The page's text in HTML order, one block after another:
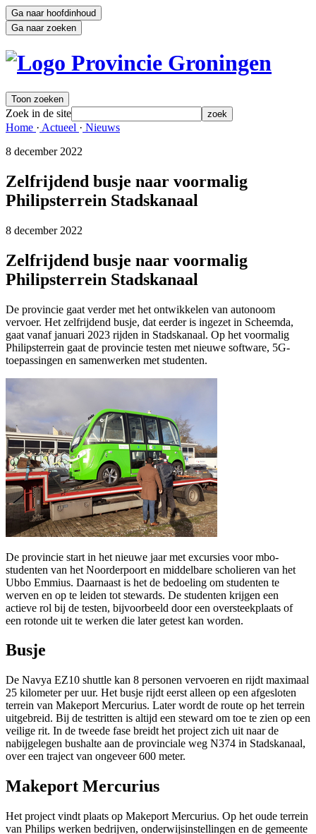
Ga naar hoofdinhoud
Ga naar zoeken
Toon zoeken
Zoek in de site zoek
Home · Actueel · Nieuws
8 december 2022
Zelfrijdend busje naar voormalig
Philipsterrein Stadskanaal
8 december 2022
Zelfrijdend busje naar voormalig
Philipsterrein Stadskanaal
De provincie gaat verder met het ontwikkelen van autonoom
vervoer. Het zelfrijdend busje, dat eerder is ingezet in Scheemda,
gaat vanaf januari 2023 rijden in Stadskanaal. Op het voormalig
Philipsterrein gaat de provincie testen met nieuwe software, 5G-
toepassingen en samenwerken met studenten.
De provincie start in het nieuwe jaar met excursies voor mbo-
studenten van het Noorderpoort en middelbare scholieren van het
Ubbo Emmius. Daarnaast is het de bedoeling om studenten te
werven en op te leiden tot stewards. De studenten krijgen een
actieve rol bij de testen, bijvoorbeeld door een oversteekplaats of
een rotonde uit te werken die later getest kan worden.
Busje
De Navya EZ10 shuttle kan 8 personen vervoeren en rijdt maximaal
25 kilometer per uur. Het busje rijdt eerst alleen op een afgesloten
terrein van Makeport Mercurius. Later wordt de route op het terrein
uitgebreid. Bij de testritten is altijd een steward om toe te zien op een
veilige rit. In de tweede fase breidt het project zich uit naar de
nabijgelegen bushalte aan de provinciale weg N374 in Stadskanaal,
over een traject van ongeveer 600 meter.
Makeport Mercurius
Het project vindt plaats op Makeport Mercurius. Op het oude terrein
van Philips werken bedrijven, onderwijsinstellingen en de gemeente